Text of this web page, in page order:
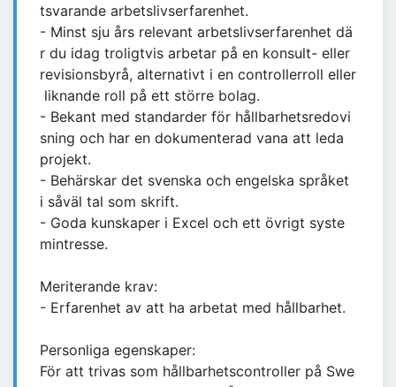
tsvarande arbetslivserfarenhet.
- Minst sju års relevant arbetslivserfarenhet dä
r du idag troligtvis arbetar på en konsult- eller
revisionsbyrå, alternativt i en controllerroll eller
liknande roll på ett större bolag.
- Bekant med standarder för hållbarhetsredovi
sning och har en dokumenterad vana att leda
projekt.
- Behärskar det svenska och engelska språket
i såväl tal som skrift.
- Goda kunskaper i Excel och ett övrigt syste
mintresse.
Meriterande krav:
- Erfarenhet av att ha arbetat med hållbarhet.
Personliga egenskaper:
För att trivas som hållbarhetscontroller på Swe